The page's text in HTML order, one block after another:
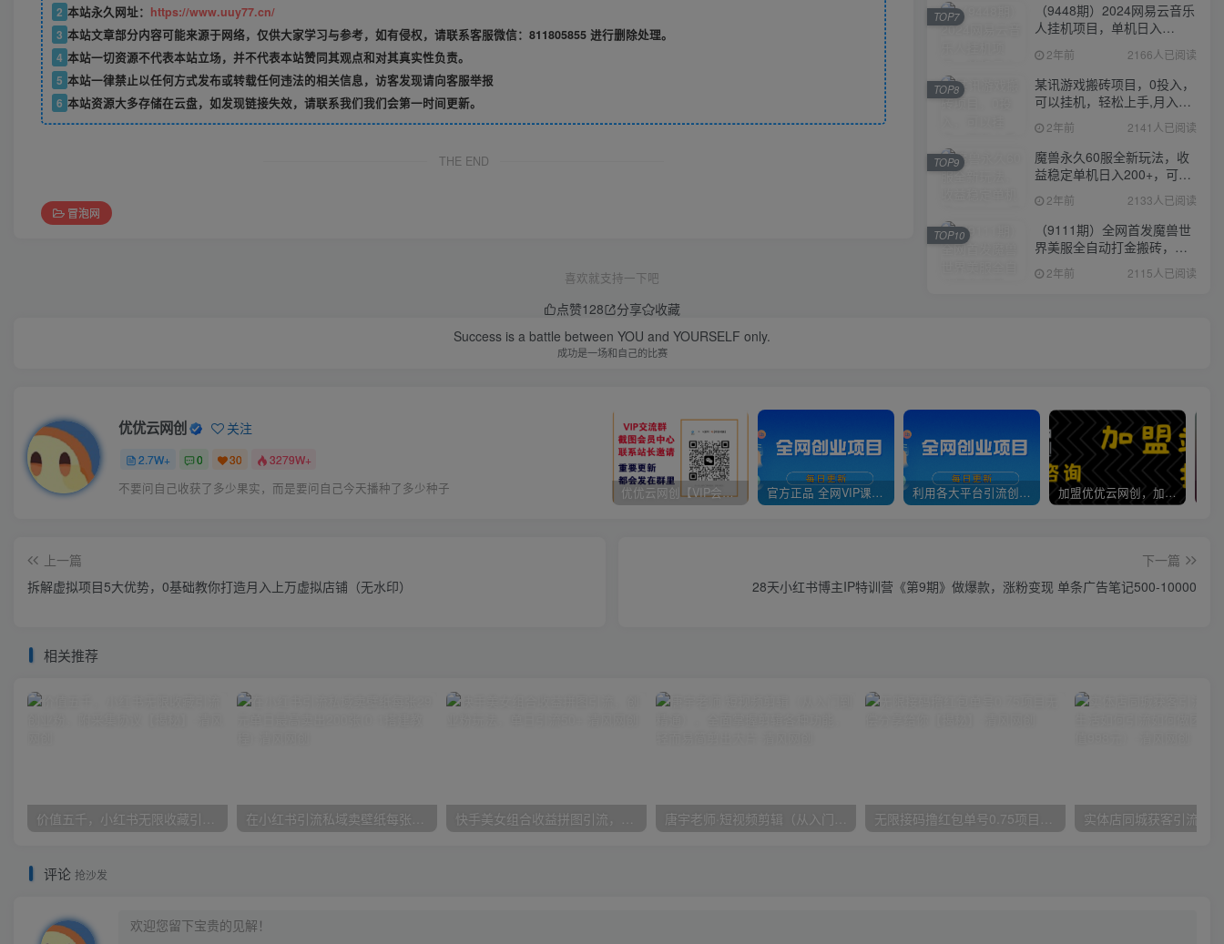
2 本站永久网址： https://www.uuy77.cn/
3 本站文章部分内容可能来源于网络，仅供大家学习与参考，如有侵权，请联系客服微信：811805855 进行删除处理。
4 本站一切资源不代表本站立场，并不代表本站赞同其观点和对其真实性负责。
5 本站一律禁止以任何方式发布或转载任何违法的相关信息，访客发现请向客服举报
6 本站资源大多存储在云盘，如发现链接失效，请联系我们我们会第一时间更新。
THE END
冒泡网
喜欢就支持一下吧
点赞128 分享
收藏
Success is a battle between YOU and YOURSELF only.
成功是一场和自己的比赛
优优云网创 关注
2.7W+ 0 30 3279W+
不要问自己收获了多少果实，而是要问自己今天播种了多少种子 优优云网创【VIP会员专属交流群】 官方正品 全网VIP课程 无损下载~ 利用各大平台引流创业粉，做知识付费系统，卖会员，卖课程，实现日入几百几千 加盟优优云网创，加盟搭建同款知识付费资源网站，实现长期稳定被动收入~
上一篇
拆解虚拟项目5大优势，0基础教你打造月入上万虚拟店铺（无水印）
下一篇
28天小红书博主IP特训营《第9期》做爆款，涨粉变现 单条广告笔记500-10000
相关推荐
评论 抢沙发
（9448期）2024网易云音乐
人挂机项目，单机日入
150+，无脑月入5000+
2年前 2166人已阅读
TOP7
某讯游戏搬砖项目，0投入，
可以挂机，轻松上手,月入
3000+上不封顶
2年前 2141人已阅读
TOP8
魔兽永久60服全新玩法，收
益稳定单机日入200+，可以
多开矩阵操作。
2年前 2133人已阅读
TOP9
（9111期）全网首发魔兽世
界美服全自动打金搬砖，日
入1000+，简单好操作，保
姆级教学
2年前 2115人已阅读
TOP10